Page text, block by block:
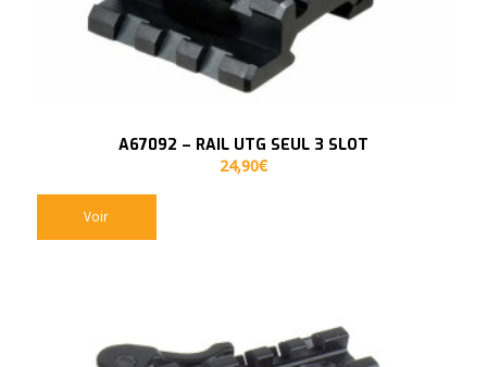
A67092 – RAIL UTG SEUL 3 SLOT
24,90€
Voir